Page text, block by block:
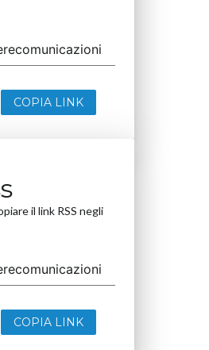
COPIA LINK
il link RSS negli
COPIA LINK